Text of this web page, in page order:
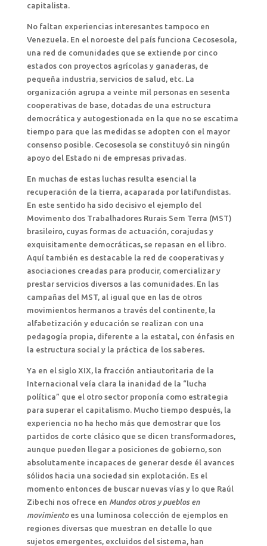
capitalista.
No faltan experiencias interesantes tampoco en
Venezuela. En el noroeste del país funciona Cecosesola,
una red de comunidades que se extiende por cinco
estados con proyectos agrícolas y ganaderas, de
pequeña industria, servicios de salud, etc. La
organización agrupa a veinte mil personas en sesenta
cooperativas de base, dotadas de una estructura
democrática y autogestionada en la que no se escatima
tiempo para que las medidas se adopten con el mayor
consenso posible. Cecosesola se constituyó sin ningún
apoyo del Estado ni de empresas privadas.
En muchas de estas luchas resulta esencial la
recuperación de la tierra, acaparada por latifundistas.
En este sentido ha sido decisivo el ejemplo del
Movimento dos Trabalhadores Rurais Sem Terra (MST)
brasileiro, cuyas formas de actuación, corajudas y
exquisitamente democráticas, se repasan en el libro.
Aquí también es destacable la red de cooperativas y
asociaciones creadas para producir, comercializar y
prestar servicios diversos a las comunidades. En las
campañas del MST, al igual que en las de otros
movimientos hermanos a través del continente, la
alfabetización y educación se realizan con una
pedagogía propia, diferente a la estatal, con énfasis en
la estructura social y la práctica de los saberes.
Ya en el siglo XIX, la fracción antiautoritaria de la
Internacional veía clara la inanidad de la “lucha
política” que el otro sector proponía como estrategia
para superar el capitalismo. Mucho tiempo después, la
experiencia no ha hecho más que demostrar que los
partidos de corte clásico que se dicen transformadores,
aunque pueden llegar a posiciones de gobierno, son
absolutamente incapaces de generar desde él avances
sólidos hacia una sociedad sin explotación. Es el
momento entonces de buscar nuevas vías y lo que Raúl
Zibechi nos ofrece en Mundos otros y pueblos en
movimientoes una luminosa colección de ejemplos en
regiones diversas que muestran en detalle lo que
sujetos emergentes, excluidos del sistema, han